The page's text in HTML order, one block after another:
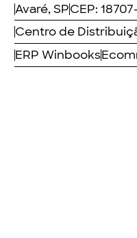
Avaré, SPCEP:
Centro de
ERP Winbooks